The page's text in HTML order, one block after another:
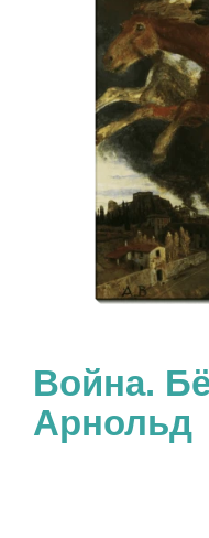
Война.
Арнольд